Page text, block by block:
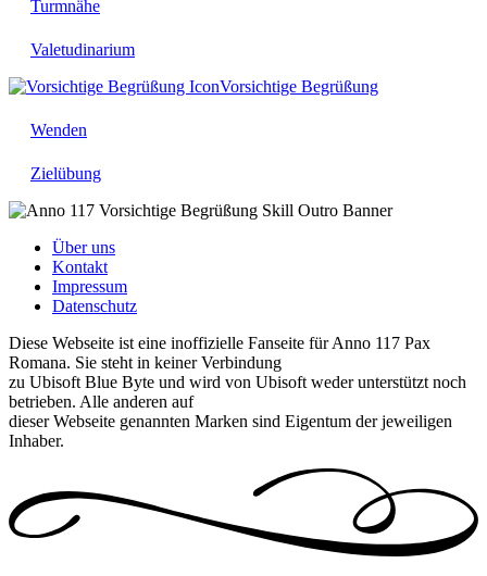
Turmnähe
Valetudinarium
Vorsichtige Begrüßung
Wenden
Zielübung
Über uns
Kontakt
Impressum
Datenschutz
Diese Webseite ist eine inoffizielle Fanseite für Anno 117 Pax
Romana. Sie steht in keiner Verbindung
zu Ubisoft Blue Byte und wird von Ubisoft weder unterstützt noch
betrieben. Alle anderen auf
dieser Webseite genannten Marken sind Eigentum der jeweiligen
Inhaber.